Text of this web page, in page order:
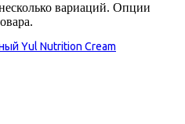
вариаций. Опции
Yul Nutrition Cream